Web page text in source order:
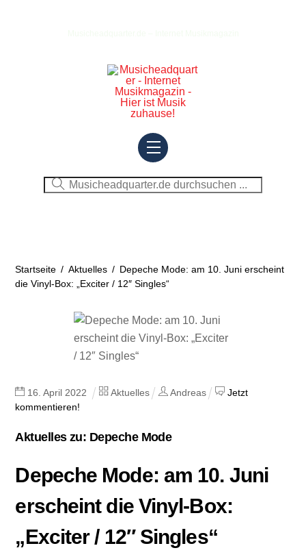
Menu
Startseite / Aktuelles / Depeche Mode: am 10. Juni erscheint
die Vinyl-Box: „Exciter / 12″ Singles“
16 .April 2022 Aktuelles Andreas
Jetzt
kommentieren!
Aktuelles zu: Depeche Mode
Depeche Mode: am 10. Juni
erscheint die Vinyl-Box:
„Exciter / 12″ Singles“